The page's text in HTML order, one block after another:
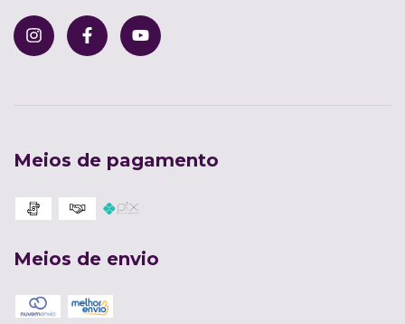
Meios de pagamento
Meios de envio